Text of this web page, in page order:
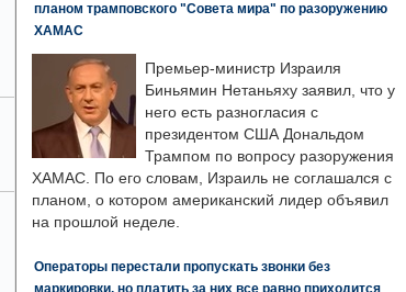
планом трамповского "Совета мира" по разоружению
ХАМАС
Премьер-министр Израиля
Биньямин Нетаньяху заявил, что у
него есть разногласия с
президентом США Дональдом
Трампом по вопросу разоружения
ХАМАС. По его словам, Израиль не соглашался с
планом, о котором американский лидер объявил
на прошлой неделе.
Операторы перестали пропускать звонки без
маркировки, но платить за них все равно приходится